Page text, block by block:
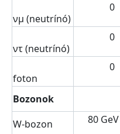
νμ (neutrínó)
0
ντ (neutrínó)
0
foton
0
Bozonok
W-bozon
80